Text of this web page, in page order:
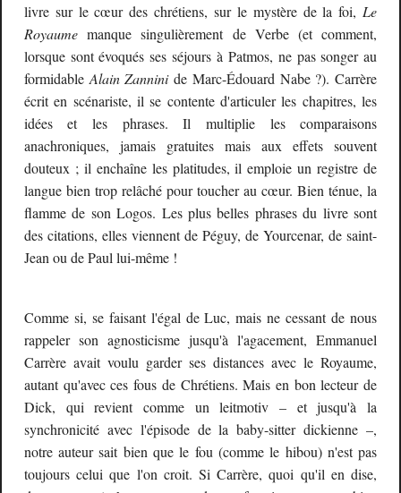
livre sur le cœur des chrétiens, sur le mystère de la foi, Le
Royaumemanque singulièrement de Verbe (et comment,
lorsque sont évoqués ses séjours à Patmos, ne pas songer au
formidable Alain Zanninide Marc-Édouard Nabe ?). Carrère
écrit en scénariste, il se contente d'articuler les chapitres, les
idées et les phrases. Il multiplie les comparaisons
anachroniques, jamais gratuites mais aux effets souvent
douteux ; il enchaîne les platitudes, il emploie un registre de
langue bien trop relâché pour toucher au cœur. Bien ténue, la
flamme de son Logos. Les plus belles phrases du livre sont
des citations, elles viennent de Péguy, de Yourcenar, de saint-
Jean ou de Paul lui-même !
Comme si, se faisant l'égal de Luc, mais ne cessant de nous
rappeler son agnosticisme jusqu'à l'agacement, Emmanuel
Carrère avait voulu garder ses distances avec le Royaume,
autant qu'avec ces fous de Chrétiens. Mais en bon lecteur de
Dick, qui revient comme un leitmotiv – et jusqu'à la
synchronicité avec l'épisode de la baby-sitter dickienne –,
notre auteur sait bien que le fou (comme le hibou) n'est pas
toujours celui que l'on croit. Si Carrère, quoi qu'il en dise,